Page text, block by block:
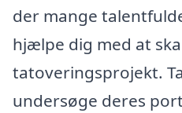
der mange
hjælpe dig med at
tatoveringsprojekt.
undersøge deres